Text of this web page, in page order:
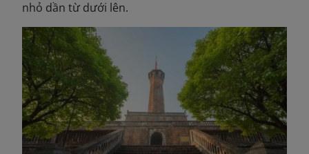
nhỏ dần từ dưới lên.